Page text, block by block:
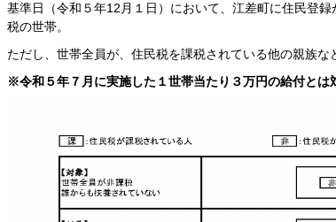
基準日（令和５年12月１日）において、江差町に住民登
税の世帯。
ただし、世帯全員が、住民税を課税されている他の親族な
※令和５年７月に実施した１世帯当たり３万円の給付とは